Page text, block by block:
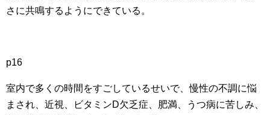
さに共鳴するようにできている。
p16
室内で多くの時間をすごしているせいで、慢性の不調に悩
まされ、近視、ビタミンD欠乏症、肥満、うつ病に苦しみ、